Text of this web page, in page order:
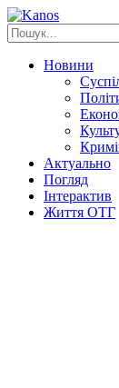
Новини
Актуально
Погляд
Інтерактив
Життя ОТГ